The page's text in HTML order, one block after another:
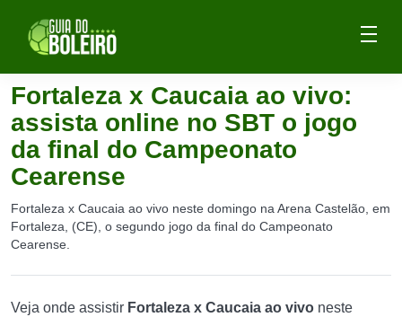
Fortaleza x Caucaia ao vivo:
assista online no SBT o jogo
da final do Campeonato
Cearense
Fortaleza x Caucaia ao vivo neste domingo na Arena Castelão, em
Fortaleza, (CE), o segundo jogo da final do Campeonato
Cearense.
Veja onde assistir Fortaleza x Caucaia ao vivo neste